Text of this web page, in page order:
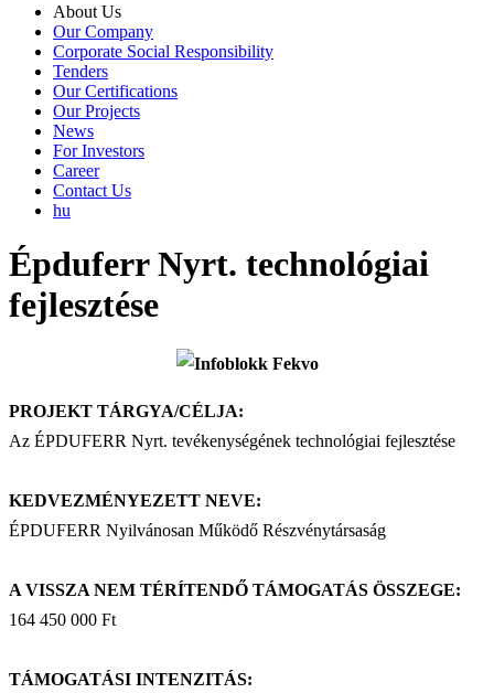
About Us
Our Company
Corporate Social Responsibility
Tenders
Our Certifications
Our Projects
News
For Investors
Career
Contact Us
hu
Épduferr Nyrt. technológiai
fejlesztése
PROJEKT TÁRGYA/CÉLJA:
Az ÉPDUFERR Nyrt. tevékenységének technológiai fejlesztése
KEDVEZMÉNYEZETT NEVE:
ÉPDUFERR Nyilvánosan Működő Részvénytársaság
A VISSZA NEM TÉRÍTENDŐ TÁMOGATÁS ÖSSZEGE:
164 450 000 Ft
TÁMOGATÁSI INTENZITÁS: